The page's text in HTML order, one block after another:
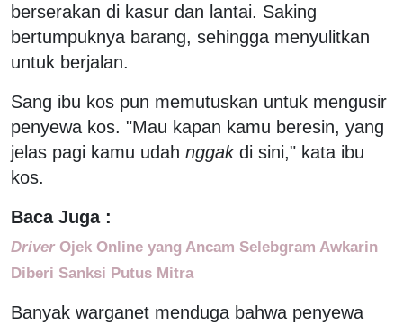
berserakan di kasur dan lantai. Saking
bertumpuknya barang, sehingga menyulitkan
untuk berjalan.
Sang ibu kos pun memutuskan untuk mengusir
penyewa kos. "Mau kapan kamu beresin, yang
jelas pagi kamu udah nggakdi sini," kata ibu
kos.
Baca Juga :
DriverOjek Online yang Ancam Selebgram Awkarin
Diberi Sanksi Putus Mitra
Banyak warganet menduga bahwa penyewa